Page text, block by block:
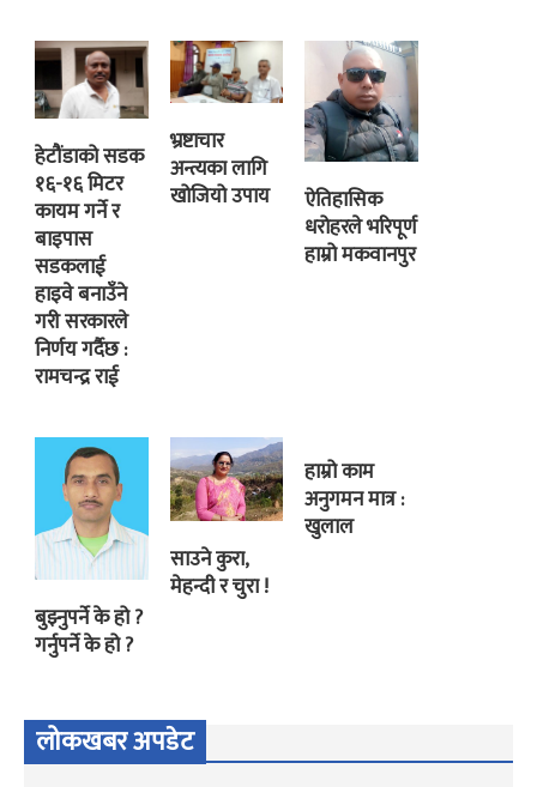
हेटौंडाको सडक
१६-१६ मिटर
कायम गर्ने र
बाइपास
सडकलाई
हाइवे बनाउँने
गरी सरकारले
निर्णय गर्दैछ :
रामचन्द्र राई
भ्रष्टाचार
अन्त्यका लागि
खोजियो उपाय
ऐतिहासिक
धरोहरले भरिपूर्ण
हाम्रो मकवानपुर
बुझ्नुपर्ने के हो ?
गर्नुपर्ने के हो ?
साउने कुरा,
मेहन्दी र चुरा !
हाम्रो काम
अनुगमन मात्र :
खुलाल
लोकखबर अपडेट